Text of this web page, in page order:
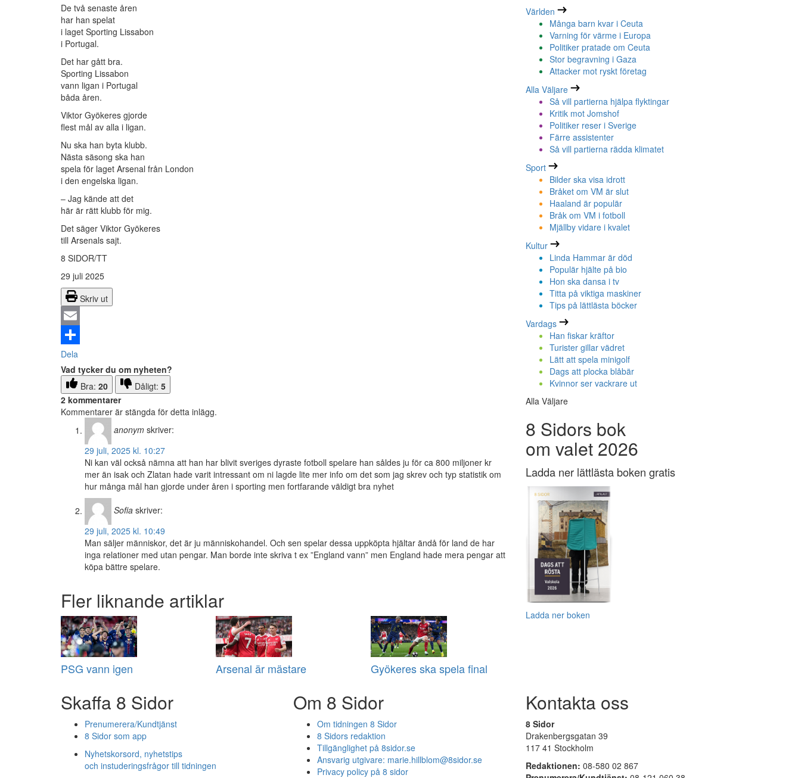
De två senaste åren
har han spelat
i laget Sporting Lissabon
i Portugal.
Det har gått bra.
Sporting Lissabon
vann ligan i Portugal
båda åren.
Viktor Gyökeres gjorde
flest mål av alla i ligan.
Nu ska han byta klubb.
Nästa säsong ska han
spela för laget Arsenal från London
i den engelska ligan.
– Jag kände att det
här är rätt klubb för mig.
Det säger Viktor Gyökeres
till Arsenals sajt.
8 SIDOR/TT
29 juli 2025
Skriv ut
Email
Dela
Vad tycker du om nyheten?
Bra: 20 Dåligt: 5
2 kommentarer
Kommentarer är stängda för detta inlägg.
anonym skriver:
29 juli, 2025 kl. 10:27
Ni kan väl också nämna att han har blivit sveriges dyraste fotboll spelare han såldes ju för ca 800 miljoner kr
mer än isak och Zlatan hade varit intressant om ni lagde lite mer info om det som jag skrev och typ statistik om
hur många mål han gjorde under åren i sporting men fortfarande väldigt bra nyhet
Sofia skriver:
29 juli, 2025 kl. 10:49
Man säljer människor, det är ju människohandel. Och sen spelar dessa uppköpta hjältar ändå för land de har
inga relationer med utan pengar. Man borde inte skriva t ex ”England vann” men England hade mera pengar att
köpa bättre spelare.
Fler liknande artiklar
PSG vann igen Arsenal är mästare Gyökeres ska spela final
Världen
Många barn kvar i Ceuta
Varning för värme i Europa
Politiker pratade om Ceuta
Stor begravning i Gaza
Attacker mot ryskt företag
Alla Väljare
Så vill partierna hjälpa flyktingar
Kritik mot Jomshof
Politiker reser i Sverige
Färre assistenter
Så vill partierna rädda klimatet
Sport
Bilder ska visa idrott
Bråket om VM är slut
Haaland är populär
Bråk om VM i fotboll
Mjällby vidare i kvalet
Kultur
Linda Hammar är död
Populär hjälte på bio
Hon ska dansa i tv
Titta på viktiga maskiner
Tips på lättlästa böcker
Vardags
Han fiskar kräftor
Turister gillar vädret
Lätt att spela minigolf
Dags att plocka blåbär
Kvinnor ser vackrare ut
Alla Väljare
8 Sidors bok
om valet 2026
Ladda ner lättlästa boken gratis
Ladda ner boken
Skaffa 8 Sidor
Prenumerera/Kundtjänst
8 Sidor som app
Nyhetskorsord, nyhetstips
och instuderingsfrågor till tidningen
Om 8 Sidor
Om tidningen 8 Sidor
8 Sidors redaktion
Tillgänglighet på 8sidor.se
Ansvarig utgivare: marie.hillblom@8sidor.se
Privacy policy på 8 sidor
Kontakta oss
8 Sidor
Drakenbergsgatan 39
117 41 Stockholm
Redaktionen: 08-580 02 867